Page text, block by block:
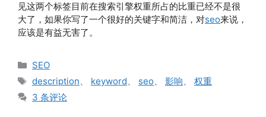
见这两个标签目前在搜索引擎权重所占的比重已经不是很
大了，如果你写了一个很好的关键字和简洁，对seo来说，
应该是有益无害了。
分
类
SEO
标
签
description、 keyword、 seo、 影响、 权重
3 条评论